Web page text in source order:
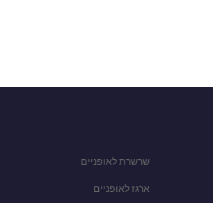
שרשרת לאופניים
ארגז לאופניים